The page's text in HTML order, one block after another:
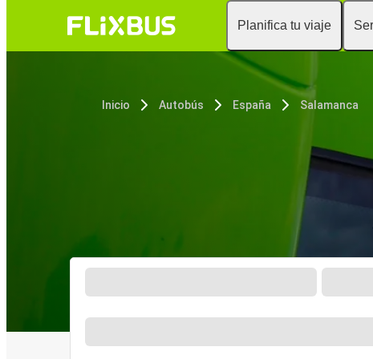
Planifica tu viaje
Inicio Autobús España Salamanca